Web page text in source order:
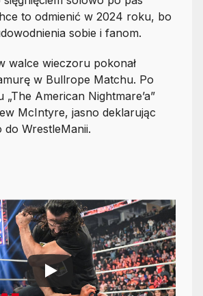
to odmienić w 2024 roku, bo
sobie i fanom.
walce wieczoru pokonał
w Bullrope Matchu. Po
„The American Nightmare’a”
McIntyre, jasno deklarując
WrestleManii.